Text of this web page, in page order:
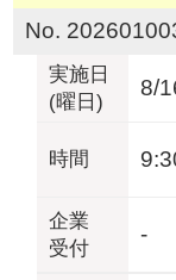
No.
実施日
(曜日)
8/
時間
企業
受付
-